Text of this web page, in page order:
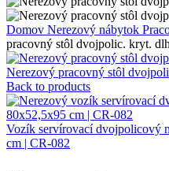
Domov Nerezový nábytok
pracovný stôl dvojpolic. kryt.
Nerezový pracovný stôl
Back to products
Vozík servírovací dvojpolicový
cm | CR-082